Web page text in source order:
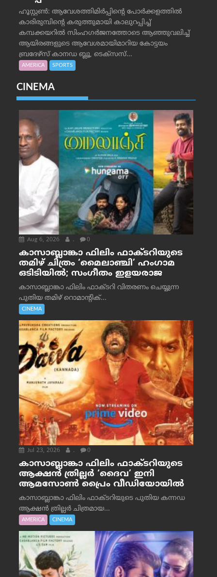
ഹൂസ്റ്റണ്‍: ആവേശത്തിമിര്‍പ്പിന്റെ പോര്‍ക്കളത്തില്‍
കാരിരുമ്പിന്റെ കരുത്തുമായി കാലുറപ്പിച്ച്
കമ്പക്കയറില്‍ സിംഹഗര്‍ജനത്തോടെ ആഞ്ഞുവലിച്ച്
ആയിരങ്ങളുടെ ആവേശമായിമാറിയ കോട്ടയം
ബ്രദേഴ്‌സ് കാനഡ ബ്ലൂ, ടെക്‌സസ്...
AMERICA SPORTS
CINEMA
Aug 6, 2026 . 0
കാസാബ്ലാങ്കാ ഫിലിം ഫാക്ടറിയുടെ
തമിഴ് ചിത്രം ‘മൈലാഞ്ചി’ ഹംഗാമ
ഒടിടിയിൽ; സംഗീതം ഇളയരാജ
കാസാബ്ലാങ്കാ ഫിലിം ഫാക്ടറി വിതരണം ചെയ്യുന്ന
പുതിയ തമിഴ് റൊമാന്റിക്...
CINEMA
Jul 23, 2026 . 0
കാസാബ്ലാങ്കാ ഫിലിം ഫാക്ടറിയുടെ
ആക്ഷൻ ത്രില്ലർ ‘ദൈവ’ ഇനി
ആമസോൺ പ്രൈം വീഡിയോയിൽ
കാസാബ്ലാങ്കാ ഫിലിം ഫാക്ടറിയുടെ പുതിയ കന്നഡ
ആക്ഷൻ ത്രില്ലർ ചിത്രമായ...
AMERICA CINEMA